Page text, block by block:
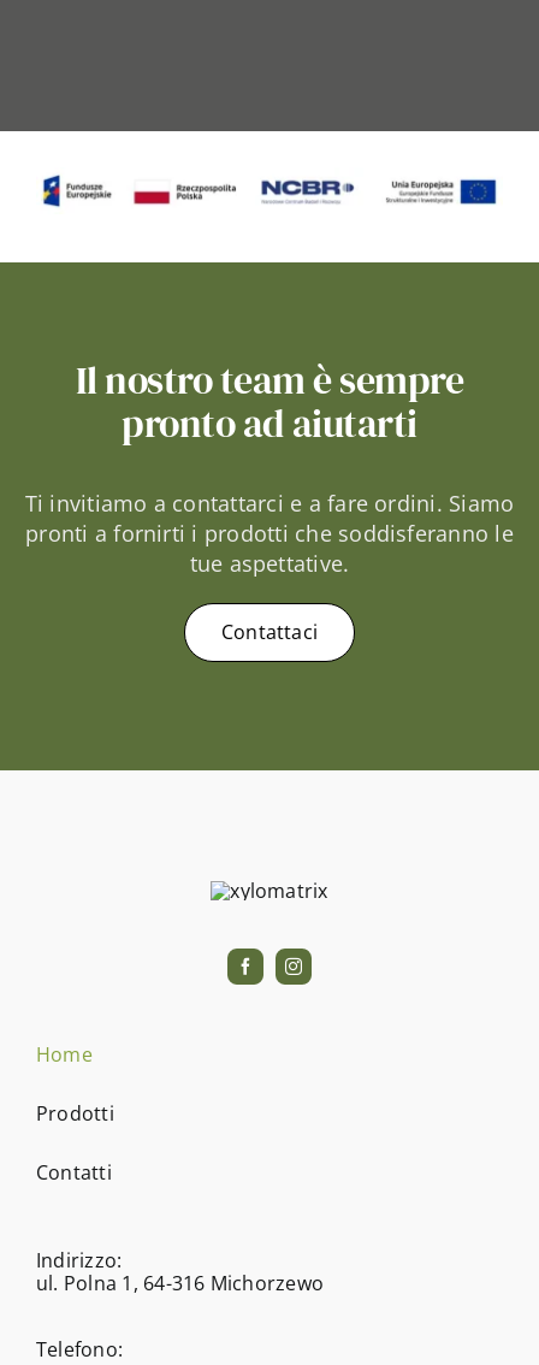
Il nostro team è sempre
pronto ad aiutarti
Ti invitiamo a contattarci e a fare ordini. Siamo
pronti a fornirti i prodotti che soddisferanno le
tue aspettative.
Contattaci
Home
Prodotti
Contatti
Indirizzo:
ul. Polna 1, 64-316 Michorzewo
Telefono: